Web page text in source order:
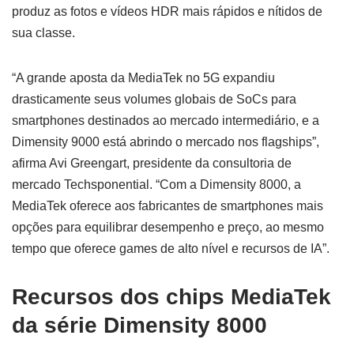
produz as fotos e vídeos HDR mais rápidos e nítidos de
sua classe.
“A grande aposta da MediaTek no 5G expandiu
drasticamente seus volumes globais de SoCs para
smartphones destinados ao mercado intermediário, e a
Dimensity 9000 está abrindo o mercado nos flagships”,
afirma Avi Greengart, presidente da consultoria de
mercado Techsponential. “Com a Dimensity 8000, a
MediaTek oferece aos fabricantes de smartphones mais
opções para equilibrar desempenho e preço, ao mesmo
tempo que oferece games de alto nível e recursos de IA”.
Recursos dos chips MediaTek
da série Dimensity 8000